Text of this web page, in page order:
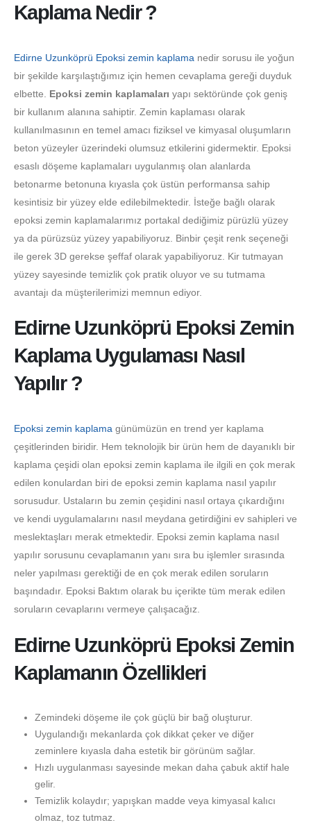
Kaplama Nedir ?
Edirne Uzunköprü Epoksi zemin kaplama nedir sorusu ile yoğun
bir şekilde karşılaştığımız için hemen cevaplama gereği duyduk
elbette. Epoksi zemin kaplamaları yapı sektöründe çok geniş
bir kullanım alanına sahiptir. Zemin kaplaması olarak
kullanılmasının en temel amacı fiziksel ve kimyasal oluşumların
beton yüzeyler üzerindeki olumsuz etkilerini gidermektir. Epoksi
esaslı döşeme kaplamaları uygulanmış olan alanlarda
betonarme betonuna kıyasla çok üstün performansa sahip
kesintisiz bir yüzey elde edilebilmektedir. İsteğe bağlı olarak
epoksi zemin kaplamalarımız portakal dediğimiz pürüzlü yüzey
ya da pürüzsüz yüzey yapabiliyoruz. Binbir çeşit renk seçeneği
ile gerek 3D gerekse şeffaf olarak yapabiliyoruz. Kir tutmayan
yüzey sayesinde temizlik çok pratik oluyor ve su tutmama
avantajı da müşterilerimizi memnun ediyor.
Edirne Uzunköprü Epoksi Zemin
Kaplama Uygulaması Nasıl
Yapılır ?
Epoksi zemin kaplama günümüzün en trend yer kaplama
çeşitlerinden biridir. Hem teknolojik bir ürün hem de dayanıklı bir
kaplama çeşidi olan epoksi zemin kaplama ile ilgili en çok merak
edilen konulardan biri de epoksi zemin kaplama nasıl yapılır
sorusudur. Ustaların bu zemin çeşidini nasıl ortaya çıkardığını
ve kendi uygulamalarını nasıl meydana getirdiğini ev sahipleri ve
meslektaşları merak etmektedir. Epoksi zemin kaplama nasıl
yapılır sorusunu cevaplamanın yanı sıra bu işlemler sırasında
neler yapılması gerektiği de en çok merak edilen soruların
başındadır. Epoksi Baktım olarak bu içerikte tüm merak edilen
soruların cevaplarını vermeye çalışacağız.
Edirne Uzunköprü Epoksi Zemin
Kaplamanın Özellikleri
Zemindeki döşeme ile çok güçlü bir bağ oluşturur.
Uygulandığı mekanlarda çok dikkat çeker ve diğer
zeminlere kıyasla daha estetik bir görünüm sağlar.
Hızlı uygulanması sayesinde mekan daha çabuk aktif hale
gelir.
Temizlik kolaydır; yapışkan madde veya kimyasal kalıcı
olmaz, toz tutmaz.